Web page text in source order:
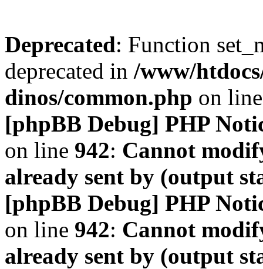
Deprecated: Function
deprecated in /www/
dinos/common.php on
[phpBB Debug] PHP
on line 942: Cannot
already sent by (output
[phpBB Debug] PHP
on line 942: Cannot
already sent by (output